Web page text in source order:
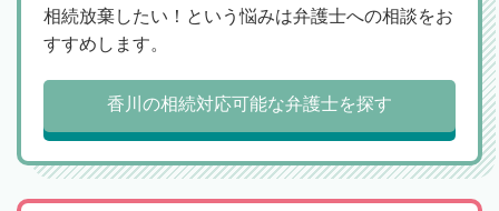
相続放棄したい！という悩みは弁護士への相談をお
すすめします。
香川の相続対応可能な弁護士を探す